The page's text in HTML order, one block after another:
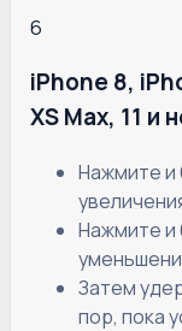
6
iPhone 8,
XS Max, 11 и
Нажмите и
Нажмите и
Затем
пор, пока